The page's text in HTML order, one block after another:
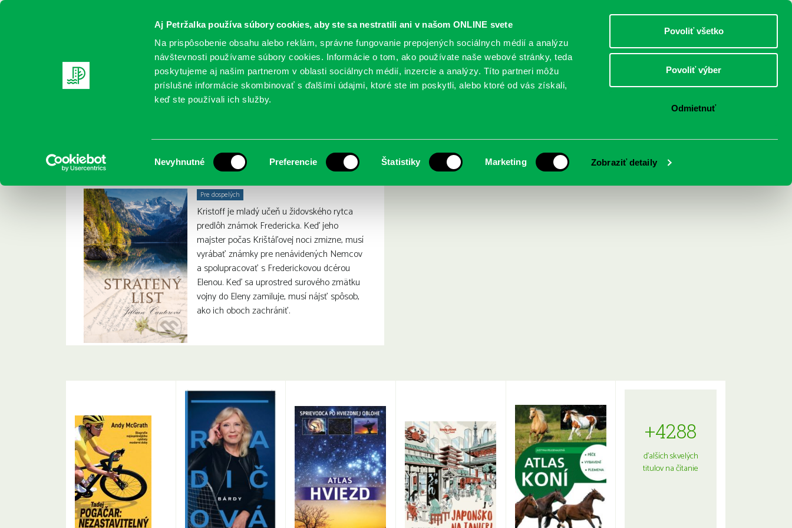
Aj Petržalka používa súbory cookies, aby ste sa nestratili ani v našom ONLINE svete
Na prispôsobenie obsahu alebo reklám, správne fungovanie prepojených sociálnych médií a analýzu
návštevnosti používame súbory cookies. Informácie o tom, ako používate naše webové stránky, teda
poskytujeme aj našim partnerom v oblasti sociálnych médií, inzercie a analýzy. Títo partneri môžu
príslušné informácie skombinovať s ďalšími údajmi, ktoré ste im poskytli, alebo ktoré od vás získali,
keď ste používali ich služby.
súhlasu
Nevyhnutné Preferencie Štatistiky Marketing Zobraziť detaily
Povoliť všetko
Povoliť výber
Odmietnuť
DOSPELÍ
REGISTRUJTE SA ONLINE KATALÓGY SLUŽBY PODUJATIA POBOČKY O KNIŽNICI
Cantor, J.: Stratený list
Pre dospelých
Kristoff je mladý učeň u židovského rytca
predlôh známok Fredericka. Keď jeho
majster počas Krištáľovej noci zmizne, musí
vyrábať známky pre nenávidených Nemcov
a spolupracovať s Frederickovou dcérou
Elenou. Keď sa uprostred surového zmätku
vojny do Eleny zamiluje, musí nájsť spôsob,
ako ich oboch zachrániť.
+4288
ďalších skvelých
titulov na čítanie